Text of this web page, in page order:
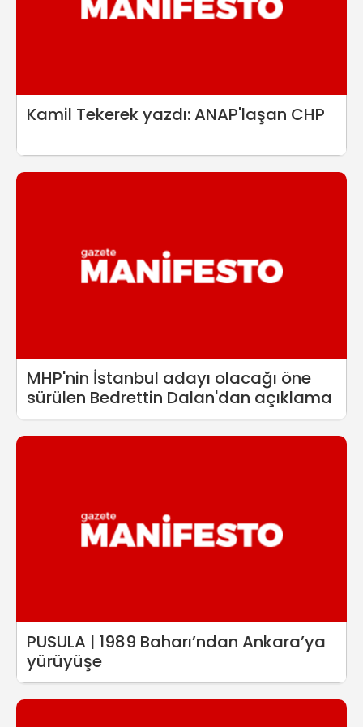
Kamil Tekerek yazdı: ANAP'laşan CHP
MHP'nin İstanbul adayı olacağı öne
sürülen Bedrettin Dalan'dan açıklama
PUSULA | 1989 Baharı’ndan Ankara’ya
yürüyüşe